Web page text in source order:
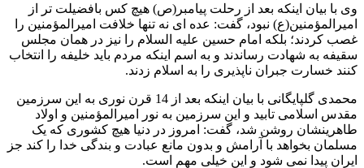
وی با بیان اینکه بعد از رحلت پیامبر(ص) هیچ کس بافضیلت تر از
امیرالمؤمنین(ع) نبود، گفت: عده ای نه تنها خلافت امیرالمؤمنین را
غصب کردند؛ بلکه امام حسین علیه السلام را نیز در همان مجلس
سقیفه به شهادت رساندند و به اسم اینکه مردم باید خلیفه را انتخاب
کنند خسارت جبران ناپذیری را به اسلام زدند.
محمدی گلپایگانی با بیان اینکه بعد از 14 قرن نوری به این سرزمین
مقدس اسلامی تابید و این سرزمین به نور امیرالمؤمنین و اولاد
طاهرینشان روشن شد، گفت: امروز در دنیا هیچ کشوری که یک
مسلمان بخواهد با آرامش و بدون مانع عبادت و بندگی خدا را کند جز
ایران پیدا نمی شود و این خیلی مهم است.